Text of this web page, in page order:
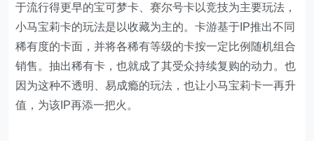
于流行得更早的宝可梦卡、赛尔号卡以竞技为主要玩法，
小马宝莉卡的玩法是以收藏为主的。卡游基于IP推出不同
稀有度的卡面，并将各稀有等级的卡按一定比例随机组合
销售。抽出稀有卡，也就成了其受众持续复购的动力。也
因为这种不透明、易成瘾的玩法，也让小马宝莉卡一再升
值，为该IP再添一把火。